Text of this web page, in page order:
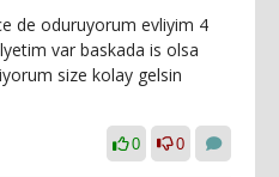
de oduruyorum evliyim 4
var baskada is olsa
size kolay gelsin
0 0